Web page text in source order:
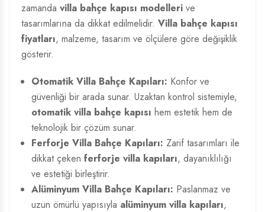
zamanda villa bahçe kapısı modelleri ve
tasarımlarına da dikkat edilmelidir. Villa bahçe kapısı
fiyatları, malzeme, tasarım ve ölçülere göre değişiklik
gösterir.
Otomatik Villa Bahçe Kapıları: Konfor ve
güvenliği bir arada sunar. Uzaktan kontrol sistemiyle,
otomatik villa bahçe kapısı hem estetik hem de
teknolojik bir çözüm sunar.
Ferforje Villa Bahçe Kapıları: Zarif tasarımları ile
dikkat çeken ferforje villa kapıları, dayanıklılığı
ve estetiği birleştirir.
Alüminyum Villa Bahçe Kapıları: Paslanmaz ve
uzun ömürlü yapısıyla alüminyum villa kapıları,